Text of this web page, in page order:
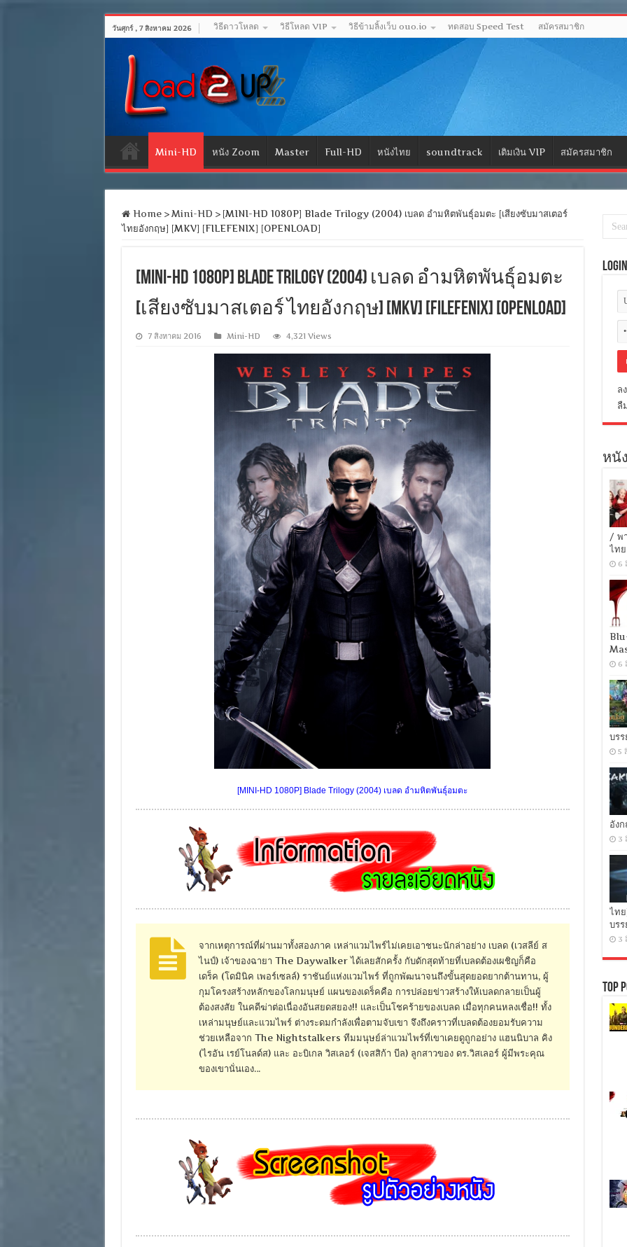
วันศุกร์ , 7 สิงหาคม 2026 วิธีดาวโหลด วิธีโหลด VIP วิธีข้ามลิ้งเว็บ ouo.io ทดสอบ Speed Test สมัครสมาชิก
Mini-HD หนัง Zoom Master Full-HD หนังไทย soundtrack เติมเงิน VIP สมัครสมาชิก
Home > Mini-HD > [MINI-HD 1080P] Blade Trilogy (2004) เบลด อำมหิตพันธุ์อมตะ [เสียงซับมาสเตอร์
ไทยอังกฤษ] [MKV] [FILEFENIX] [OPENLOAD]
[MINI-HD 1080P] Blade Trilogy (2004) เบลด อำมหิตพันธุ์อมตะ
[เสียงซับมาสเตอร์ ไทยอังกฤษ] [MKV] [FILEFENIX] [OPENLOAD]
7 สิงหาคม 2016 Mini-HD 4,321 Views
[MINI-HD 1080P] Blade Trilogy (2004) เบลด อำมหิตพันธุ์อมตะ
จากเหตุการณ์ที่ผ่านมาทั้งสองภาค เหล่าแวมไพร์ไม่เคยเอาชนะนักล่าอย่าง เบลด (เวสลีย์ ส
ไนป์) เจ้าของฉายา The Daywalker ได้เลยสักครั้ง กับดักสุดท้ายที่เบลดต้องเผชิญก็คือ
เดร็ค (โดมินิค เพอร์เซลล์) ราชันย์แห่งแวมไพร์ ที่ถูกพัฒนาจนถึงขั้นสุดยอดยากต้านทาน, ผู้
กุมโครงสร้างหลักของโลกมนุษย์ แผนของเดร็คคือ การปล่อยข่าวสร้างให้เบลดกลายเป็นผู้
ต้องสงสัย ในคดีฆ่าต่อเนื่องอันสยดสยอง!! และเป็นโชคร้ายของเบลด เมื่อทุกคนหลงเชื่อ!! ทั้ง
เหล่ามนุษย์และแวมไพร์ ต่างระดมกำลังเพื่อตามจับเขา จึงถึงคราวที่เบลดต้องยอมรับความ
ช่วยเหลือจาก The Nightstalkers ทีมมนุษย์ล่าแวมไพร์ที่เขาเคยดูถูกอย่าง แฮนนิบาล คิง
(ไรอัน เรย์โนลด์ส) และ อะบิเกล วิสเลอร์ (เจสสิก้า บีล) ลูกสาวของ ดร.วิสเลอร์ ผู้มีพระคุณ
ของเขานั่นเอง…
Login
ล
ลื
หนั
/ พ
ไท
6
6
บร
5
อัง
3
ไท
บร
3
Top